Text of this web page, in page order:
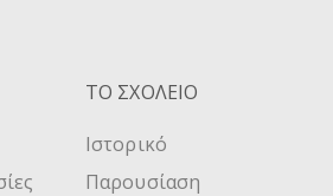
ΤΟ ΣΧΟΛΕΙΟ
Ιστορικό
Παρουσίαση